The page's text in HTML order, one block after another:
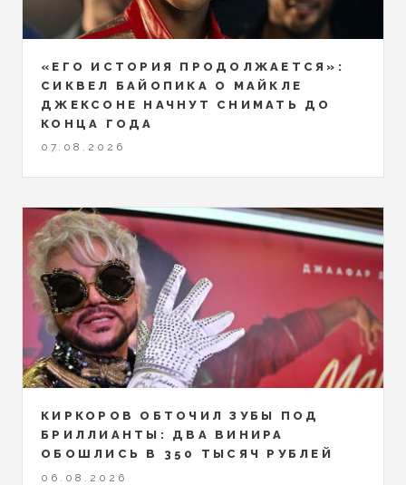
«ЕГО ИСТОРИЯ ПРОДОЛЖАЕТСЯ»:
СИКВЕЛ БАЙОПИКА О МАЙКЛЕ
ДЖЕКСОНЕ НАЧНУТ СНИМАТЬ ДО
КОНЦА ГОДА
07.08.2026
КИРКОРОВ ОБТОЧИЛ ЗУБЫ ПОД
БРИЛЛИАНТЫ: ДВА ВИНИРА
ОБОШЛИСЬ В 350 ТЫСЯЧ РУБЛЕЙ
06.08.2026